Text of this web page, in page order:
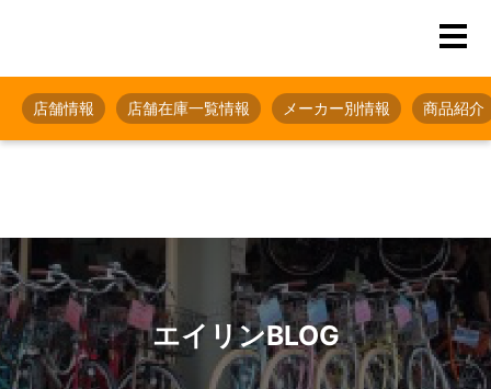
店舗情報 店舗在庫一覧情報 メーカー別情報 商品紹介
エイリンBLOG